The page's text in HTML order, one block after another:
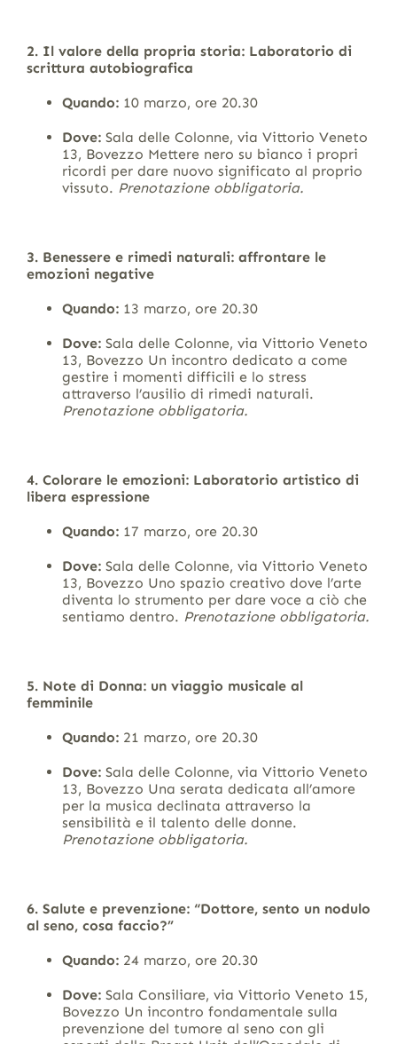
2. Il valore della propria storia: Laboratorio di
scrittura autobiografica
Quando:10 marzo, ore 20.30
Dove:Sala delle Colonne, via Vittorio Veneto
13, Bovezzo Mettere nero su bianco i propri
ricordi per dare nuovo significato al proprio
vissuto. Prenotazione obbligatoria.
3. Benessere e rimedi naturali: affrontare le
emozioni negative
Quando:13 marzo, ore 20.30
Dove:Sala delle Colonne, via Vittorio Veneto
13, Bovezzo Un incontro dedicato a come
gestire i momenti difficili e lo stress
attraverso l’ausilio di rimedi naturali.
Prenotazione obbligatoria.
4. Colorare le emozioni: Laboratorio artistico di
libera espressione
Quando:17 marzo, ore 20.30
Dove:Sala delle Colonne, via Vittorio Veneto
13, Bovezzo Uno spazio creativo dove l’arte
diventa lo strumento per dare voce a ciò che
sentiamo dentro. Prenotazione obbligatoria.
5. Note di Donna: un viaggio musicale al
femminile
Quando:21 marzo, ore 20.30
Dove:Sala delle Colonne, via Vittorio Veneto
13, Bovezzo Una serata dedicata all’amore
per la musica declinata attraverso la
sensibilità e il talento delle donne.
Prenotazione obbligatoria.
6. Salute e prevenzione: “Dottore, sento un nodulo
al seno, cosa faccio?”
Quando:24 marzo, ore 20.30
Dove:Sala Consiliare, via Vittorio Veneto 15,
Bovezzo Un incontro fondamentale sulla
prevenzione del tumore al seno con gli